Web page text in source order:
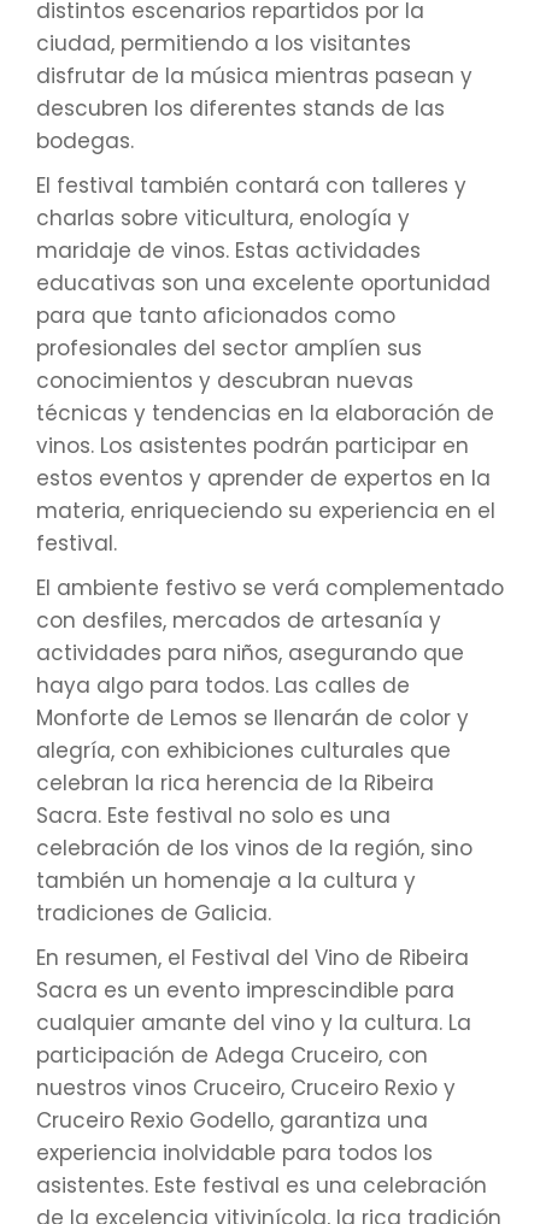
distintos escenarios repartidos por la
ciudad, permitiendo a los visitantes
disfrutar de la música mientras pasean y
descubren los diferentes stands de las
bodegas.
El festival también contará con talleres y
charlas sobre viticultura, enología y
maridaje de vinos. Estas actividades
educativas son una excelente oportunidad
para que tanto aficionados como
profesionales del sector amplíen sus
conocimientos y descubran nuevas
técnicas y tendencias en la elaboración de
vinos. Los asistentes podrán participar en
estos eventos y aprender de expertos en la
materia, enriqueciendo su experiencia en el
festival.
El ambiente festivo se verá complementado
con desfiles, mercados de artesanía y
actividades para niños, asegurando que
haya algo para todos. Las calles de
Monforte de Lemos se llenarán de color y
alegría, con exhibiciones culturales que
celebran la rica herencia de la Ribeira
Sacra. Este festival no solo es una
celebración de los vinos de la región, sino
también un homenaje a la cultura y
tradiciones de Galicia.
En resumen, el Festival del Vino de Ribeira
Sacra es un evento imprescindible para
cualquier amante del vino y la cultura. La
participación de Adega Cruceiro, con
nuestros vinos Cruceiro, Cruceiro Rexio y
Cruceiro Rexio Godello, garantiza una
experiencia inolvidable para todos los
asistentes. Este festival es una celebración
de la excelencia vitivinícola, la rica tradición